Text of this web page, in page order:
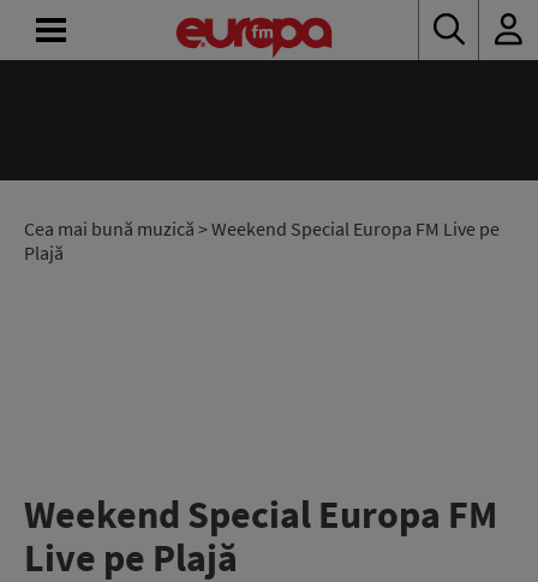
Cea mai bună muzică > Weekend Special Europa FM Live pe
Plajă
Weekend Special Europa FM
Live pe Plajă
RADIO